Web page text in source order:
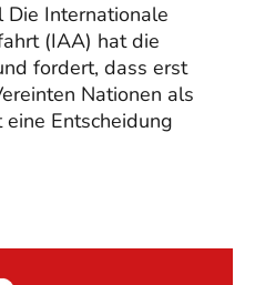
Internationale
(IAA) hat die
fordert, dass erst
Nationen als
Entscheidung